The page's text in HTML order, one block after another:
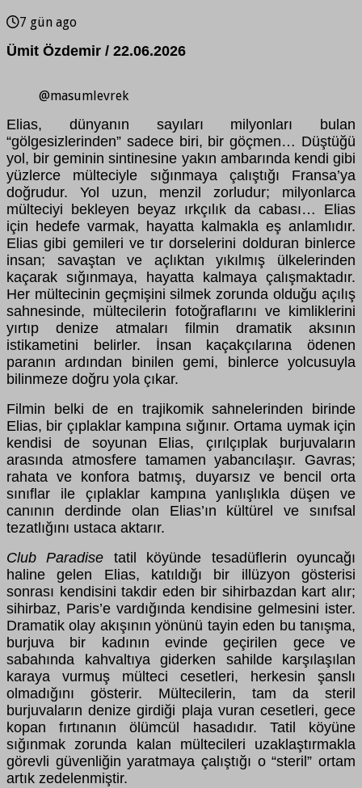
7 gün ago
Ümit Özdemir / 22.06.2026
@masumlevrek
Elias, dünyanın sayıları milyonları bulan
“gölgesizlerinden” sadece biri, bir göçmen… Düştüğü
yol, bir geminin sintinesine yakın ambarında kendi gibi
yüzlerce mülteciyle sığınmaya çalıştığı Fransa’ya
doğrudur. Yol uzun, menzil zorludur; milyonlarca
mülteciyi bekleyen beyaz ırkçılık da cabası… Elias
için hedefe varmak, hayatta kalmakla eş anlamlıdır.
Elias gibi gemileri ve tır dorselerini dolduran binlerce
insan; savaştan ve açlıktan yıkılmış ülkelerinden
kaçarak sığınmaya, hayatta kalmaya çalışmaktadır.
Her mültecinin geçmişini silmek zorunda olduğu açılış
sahnesinde, mültecilerin fotoğraflarını ve kimliklerini
yırtıp denize atmaları filmin dramatik aksının
istikametini belirler. İnsan kaçakçılarına ödenen
paranın ardından binilen gemi, binlerce yolcusuyla
bilinmeze doğru yola çıkar.
Filmin belki de en trajikomik sahnelerinden birinde
Elias, bir çıplaklar kampına sığınır. Ortama uymak için
kendisi de soyunan Elias, çırılçıplak burjuvaların
arasında atmosfere tamamen yabancılaşır. Gavras;
rahata ve konfora batmış, duyarsız ve bencil orta
sınıflar ile çıplaklar kampına yanlışlıkla düşen ve
canının derdinde olan Elias’ın kültürel ve sınıfsal
tezatlığını ustaca aktarır.
Club Paradise tatil köyünde tesadüflerin oyuncağı
haline gelen Elias, katıldığı bir illüzyon gösterisi
sonrası kendisini takdir eden bir sihirbazdan kart alır;
sihirbaz, Paris’e vardığında kendisine gelmesini ister.
Dramatik olay akışının yönünü tayin eden bu tanışma,
burjuva bir kadının evinde geçirilen gece ve
sabahında kahvaltıya giderken sahilde karşılaşılan
karaya vurmuş mülteci cesetleri, herkesin şanslı
olmadığını gösterir. Mültecilerin, tam da steril
burjuvaların denize girdiği plaja vuran cesetleri, gece
kopan fırtınanın ölümcül hasadıdır. Tatil köyüne
sığınmak zorunda kalan mültecileri uzaklaştırmakla
görevli güvenliğin yaratmaya çalıştığı o “steril” ortam
artık zedelenmiştir.